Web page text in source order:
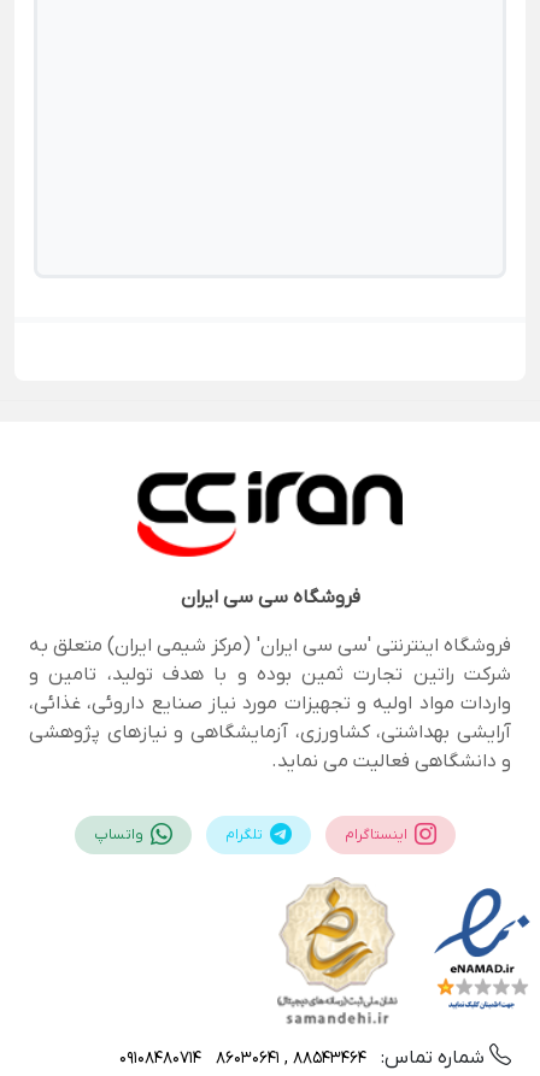
فروشگاهسی سی ایران
فروشگاه اینترنتی 'سی سی ایران' (مرکز شیمی ایران) متعلق به
شرکت راتین تجارت ثمین بوده و با هدف تولید، تامین و
واردات مواد اولیه و تجهیزات مورد نیاز صنایع داروئی، غذائی،
آرایشی بهداشتی، کشاورزی، آزمایشگاهی و نیازهای پژوهشی
و دانشگاهی فعالیت می نماید.
اینستاگرام تلگرام واتساپ
شماره تماس: 88543464 , 86030641
09108480714